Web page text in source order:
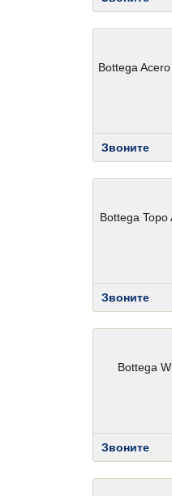
Bottega
Звоните
Bottega Topo
Звоните
Bottega
Звоните